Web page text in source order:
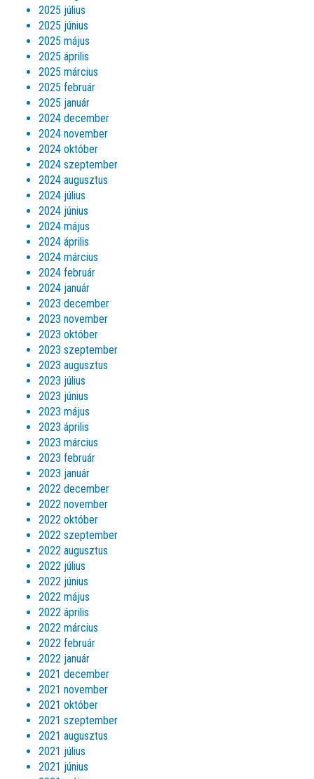
2025 július
2025 június
2025 május
2025 április
2025 március
2025 február
2025 január
2024 december
2024 november
2024 október
2024 szeptember
2024 augusztus
2024 július
2024 június
2024 május
2024 április
2024 március
2024 február
2024 január
2023 december
2023 november
2023 október
2023 szeptember
2023 augusztus
2023 július
2023 június
2023 május
2023 április
2023 március
2023 február
2023 január
2022 december
2022 november
2022 október
2022 szeptember
2022 augusztus
2022 július
2022 június
2022 május
2022 április
2022 március
2022 február
2022 január
2021 december
2021 november
2021 október
2021 szeptember
2021 augusztus
2021 július
2021 június